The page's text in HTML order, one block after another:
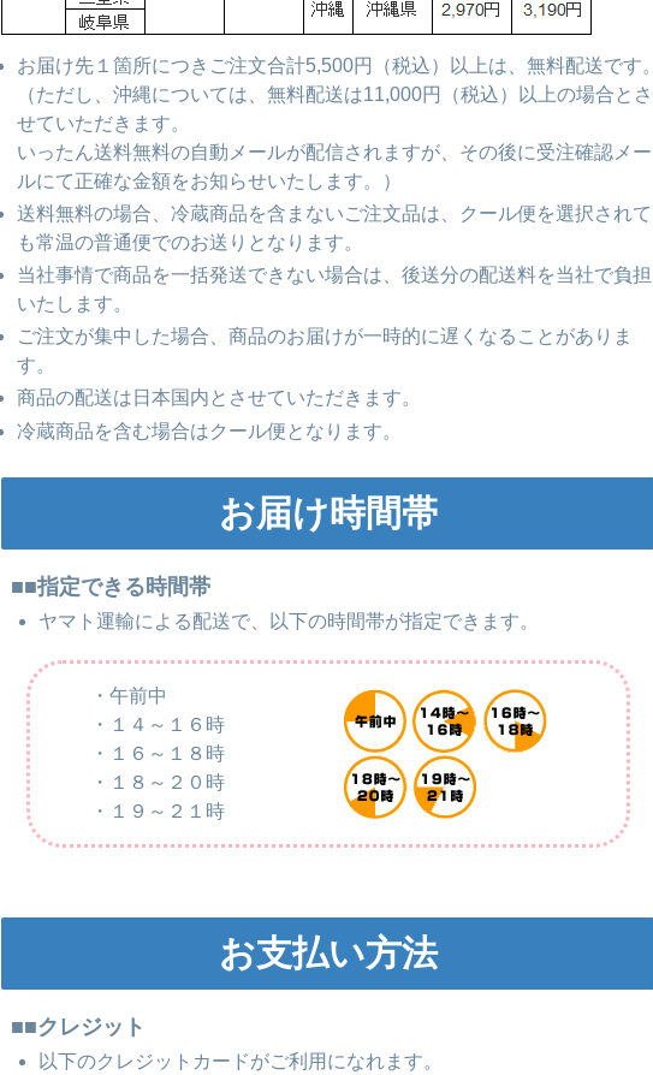
お届け先１箇所につきご注文合計5,500円（税込）以上は、無料配送です。
（ただし、沖縄については、無料配送は11,000円（税込）以上の場合とさ
せていただきます。
いったん送料無料の自動メールが配信されますが、その後に受注確認メー
ルにて正確な金額をお知らせいたします。）
送料無料の場合、冷蔵商品を含まないご注文品は、クール便を選択されて
も常温の普通便でのお送りとなります。
当社事情で商品を一括発送できない場合は、後送分の配送料を当社で負担
いたします。
ご注文が集中した場合、商品のお届けが一時的に遅くなることがありま
す。
商品の配送は日本国内とさせていただきます。
冷蔵商品を含む場合はクール便となります。
お届け時間帯
■■指定できる時間帯
ヤマト運輸による配送で、以下の時間帯が指定できます。
・午前中
・１４～１６時
・１６～１８時
・１８～２０時
・１９～２１時
お支払い方法
■■クレジット
以下のクレジットカードがご利用になれます。